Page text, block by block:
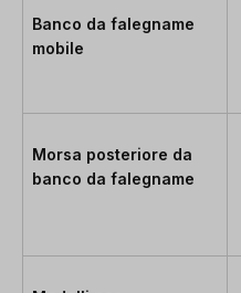
Banco da falegname
mobile
Morsa posteriore da
banco da falegname